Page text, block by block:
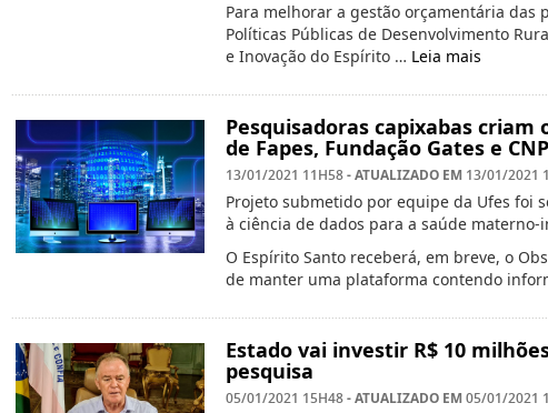
Para melhorar a gestão orçamentária das
Políticas Públicas de Desenvolvimento
e Inovação do Espírito … Leia mais
Pesquisadoras capixabas
de Fapes, Fundação Gates e
13/01/2021 11H58- ATUALIZADO EM 13/01/2021
Projeto submetido por equipe da Ufes foi
à ciência de dados para a saúde
O Espírito Santo receberá, em breve, o
de manter uma plataforma contendo
Estado vai investir R$ 10
pesquisa
05/01/2021 15H48- ATUALIZADO EM 05/01/2021